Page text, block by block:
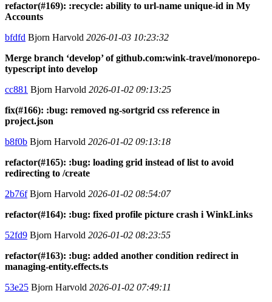
refactor(#169): :recycle: ability to url-name unique-id in My
Accounts
bfdfd Bjorn Harvold 2026-01-03 10:23:32
Merge branch ‘develop’ of github.com:wink-travel/monorepo-
typescript into develop
cc881 Bjorn Harvold 2026-01-02 09:13:25
fix(#166): :bug: removed ng-sortgrid css reference in
project.json
b8f0b Bjorn Harvold 2026-01-02 09:13:18
refactor(#165): :bug: loading grid instead of list to avoid
redirecting to /create
2b76fBjorn Harvold 2026-01-02 08:54:07
refactor(#164): :bug: fixed profile picture crash i WinkLinks
52fd9 Bjorn Harvold 2026-01-02 08:23:55
refactor(#163): :bug: added another condition redirect in
managing-entity.effects.ts
53e25 Bjorn Harvold 2026-01-02 07:49:11